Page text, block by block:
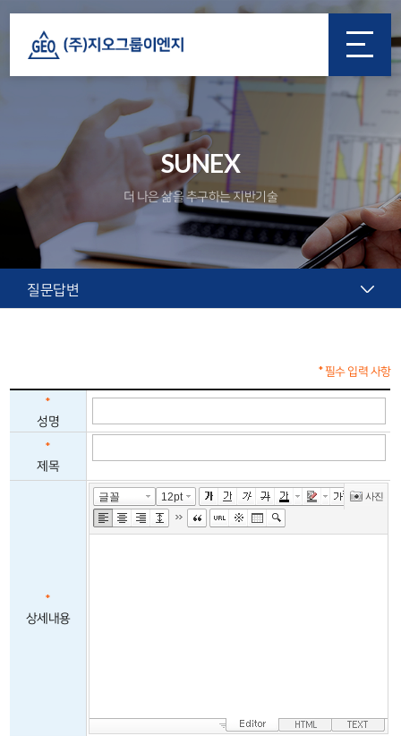
SUNEX
더 나은 삶을 추구하는 지반기술
질문답변
* 필수 입력 사항
*
성명
*
제목
*
상세내용